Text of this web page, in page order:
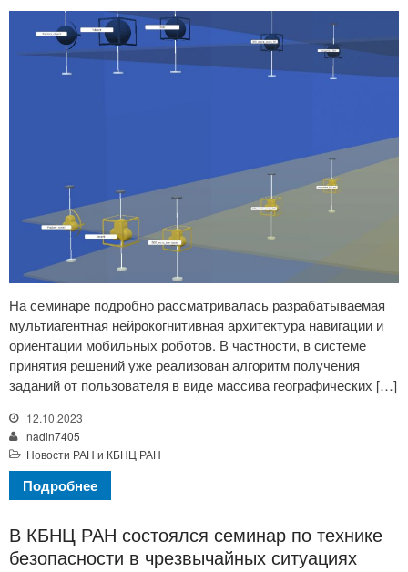
На семинаре подробно рассматривалась разрабатываемая
мультиагентная нейрокогнитивная архитектура навигации и
ориентации мобильных роботов. В частности, в системе
принятия решений уже реализован алгоритм получения
заданий от пользователя в виде массива географических […]
12.10.2023
nadin7405
Новости РАН и КБНЦ РАН
Подробнее
В КБНЦ РАН состоялся семинар по технике
безопасности в чрезвычайных ситуациях